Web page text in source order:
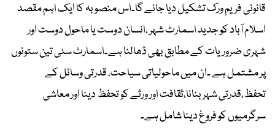
قانونی فریم ورک تشکیل دیا جائے گا۔اس منصوبہ کا ایک اہم مقصد
اسلام آباد کو جدید اسمارٹ شہر ،انسان دوست یا ماحول دوست اور
شہری ضروریات کے مطابق بھی ڈھالنا ہے۔اسمارٹ سٹی تین ستونوں
پر مشتمل ہے ۔ان میں ماحولیاتی سیاحت، قدرتی وسائل کے
تحفظ،قدرتی شہر بنانا،ثقافت اور ورثے کو تحفظ دینا اور معاشی
سرگرمیوں کو فروغ دینا شامل ہے۔